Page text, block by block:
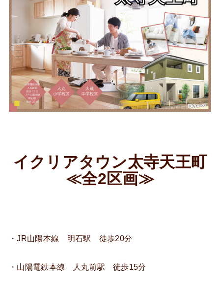
イクリアタウン太寺天王町
≪全2区画≫
・JR山陽本線 明石駅 徒歩20分
・山陽電鉄本線 人丸前駅 徒歩15分